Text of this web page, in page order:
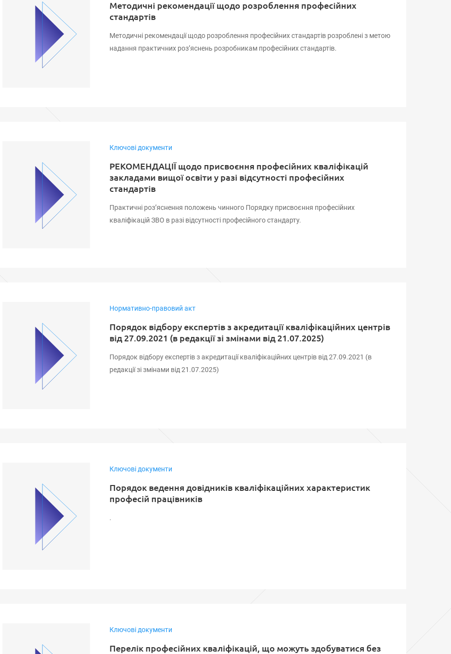
Методичні рекомендації щодо розроблення професійних
стандартів
Методичні рекомендації щодо розроблення професійних стандартів розроблені з метою
надання практичних роз’яснень розробникам професійних стандартів.
Ключові документи
РЕКОМЕНДАЦІЇ щодо присвоєння професійних кваліфікацій
закладами вищої освіти у разі відсутності професійних
стандартів
Практичні роз’яснення положень чинного Порядку присвоєння професійних
кваліфікацій ЗВО в разі відсутності професійного стандарту.
Нормативно-правовий акт
Порядок відбору експертів з акредитації кваліфікаційних центрів
від 27.09.2021 (в редакції зі змінами від 21.07.2025)
Порядок відбору експертів з акредитації кваліфікаційних центрів від 27.09.2021 (в
редакції зі змінами від 21.07.2025)
Ключові документи
Порядок ведення довiдникiв квалiфiкацiйних характеристик
професiй працiвникiв
.
Ключові документи
Перелік професійних кваліфікацій, що можуть здобуватися без